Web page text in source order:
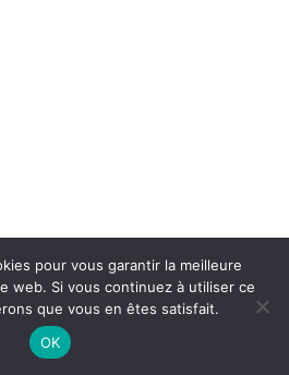
pour vous garantir la meilleure
web. Si vous continuez à utiliser ce
que vous en êtes satisfait.
OK